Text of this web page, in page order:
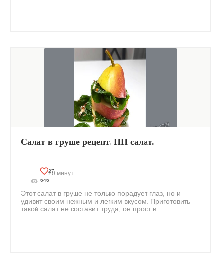
Салат в груше рецепт. ПП салат.
27
20 минут
646
Этот салат в груше не только порадует глаз, но и
удивит своим нежным и легким вкусом. Приготовить
такой салат не составит труда, он прост в...